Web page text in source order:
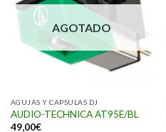
AGOTADO
AGUJAS Y CAPSULAS DJ
AUDIO-TECHNICA AT95E/BL
49,00€